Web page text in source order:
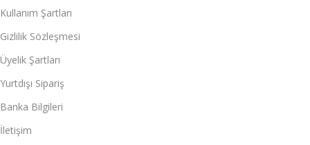
Kullanım Şartları
Gizlilik Sözleşmesi
Üyelik Şartları
Yurtdışı Sipariş
Banka Bilgileri
İletişim